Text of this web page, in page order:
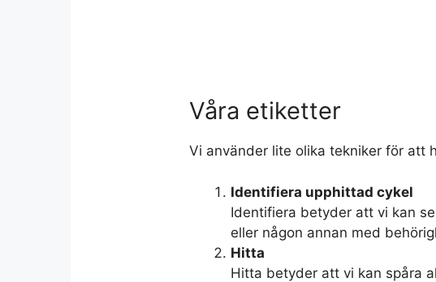
Våra etiketter
Vi använder lite olika tekniker för att
Identifiera upphittad cykel
Identifiera betyder att vi kan
eller någon annan med
Hitta
Hitta betyder att vi kan spåra